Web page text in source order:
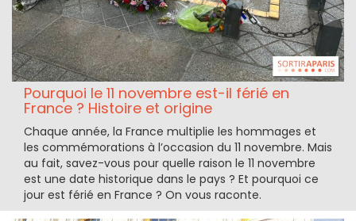
Pourquoi le 11 novembre est-il férié en
France ? Histoire et origine
Chaque année, la France multiplie les hommages et
les commémorations à l’occasion du 11 novembre. Mais
au fait, savez-vous pour quelle raison le 11 novembre
est une date historique dans le pays ? Et pourquoi ce
jour est férié en France ? On vous raconte.